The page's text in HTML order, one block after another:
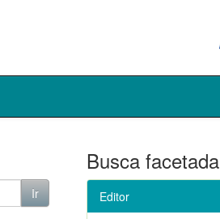
Busca facetada
Editor